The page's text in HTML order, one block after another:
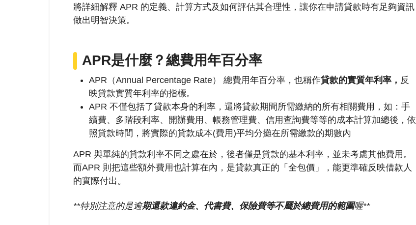
將詳細解釋 APR 的定義、計算方式及如何評估其合理性，讓你在申請貸款時有足夠資訊
做出明智決策。
APR是什麼？總費用年百分率
APR（Annual Percentage Rate） 總費用年百分率， 也稱作貸款的實質年利率， 反
映貸款實質年利率的指標。
APR 不僅包括了貸款本身的利率，還將貸款期間所需繳納的所有相關費用，如： 手
續費、多階段利率、開辦費用、帳務管理費、信用查詢費等等的成本計算加總後，依
照貸款時間，將實際的貸款成本(費用)平均分攤在所需繳款的期數內
APR 與單純的貸款利率不同之處在於，後者僅是貸款的基本利率，並未考慮其他費用。
而APR 則把這些額外費用也計算在內，是貸款真正的「全包價」，能更準確反映借款人
的實際付出。
**特別注意的是逾期還款違約金、代書費、保險費等不屬於總費用的範圍喔**